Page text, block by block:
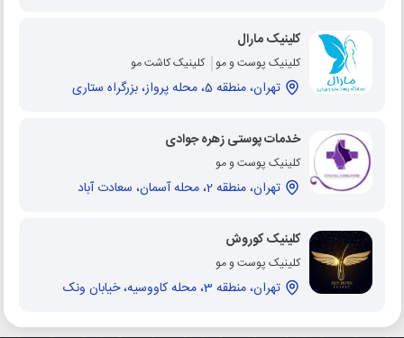
کلینیک مارال
کلینیک پوست و مو کلینیک کاشت مو
تهران، منطقه 5، محله پرواز، بزرگراه ستاری
خدمات پوستی زهره جوادی
کلینیک پوست و مو
تهران، منطقه 2، محله آسمان، سعادت آباد
کلینیک کوروش
کلینیک پوست و مو
تهران، منطقه 3، محله کاووسیه، خیابان ونک